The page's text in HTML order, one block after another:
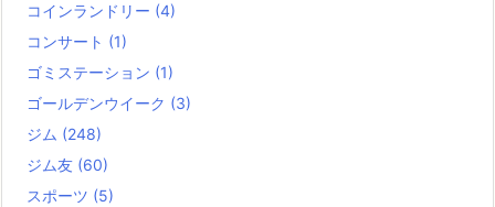
コインランドリー (4)
コンサート (1)
ゴミステーション (1)
ゴールデンウイーク (3)
ジム (248)
ジム友 (60)
スポーツ (5)